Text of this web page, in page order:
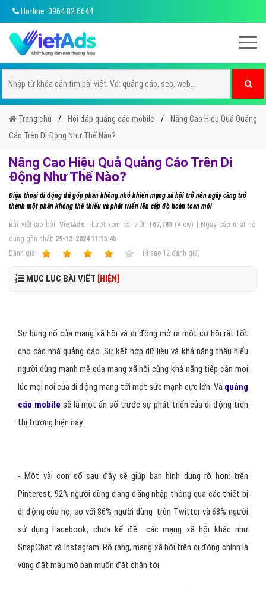
Hotline: 0964 82 6644
Trang chủ Hỏi đáp quảng cáo mobile
Nâng Cao Hiệu Quả Quảng
Cáo Trên Di Động Như Thế Nào?
Nâng Cao Hiệu Quả Quảng Cáo Trên Di
Động Như Thế Nào?
Điện thoại di động đã góp phần không nhỏ khiến mạng xã hội trở nên ngày càng trở
thành một phần không thể thiếu và phát triển lên cấp độ hoàn toàn mới
Bài viết tạo bởi:VietAds | Lượt xem bài viết: 167,783(View) | Ngày cập nhật nội
dung gần nhất: 29-12-2024 11:15:45
Ðánh giá:
(4 sao 12 đánh giá)
MỤC LỤC BÀI VIẾT [HIỆN]
Sự bùng nổ của mạng xã hội và di động mở ra một cơ hội rất tốt
cho các nhà quảng cáo. Sự kết hợp dữ liệu và khả năng thấu hiểu
người dùng mạnh mẽ của mạng xã hội cùng khả năng tiếp cận mọi
lúc mọi nơi của di động mang tới một sức mạnh cực lớn. Và quảng
cáo mobile sẽ là một ẩn số trước sự phát triển của di động trên
thị trường hiện nay.
- Một vài con số sau đây sẽ giúp bạn hình dung rõ hơn: trên
Pinterest, 92% người dùng đang đăng nhập thông qua các thiết bị
di động của họ, so với 86% người dùng trên Twitter và 68% người
sử dụng Facebook, chưa kể đế các mạng xã hội khác như
SnapChat và Instagram. Rõ ràng, mạng xã hội trên di động chính là
vùng đất màu mỡ bạn muốn đặt chân tới.